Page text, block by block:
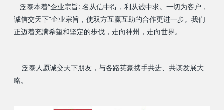
泛泰本着“企业宗旨: 名从信中得，利从诚中求。一切为客户，
诚信交天下”企业宗旨，使双方互赢互助的合作更进一步。我们
正迈着充满希望和坚定的步伐，走向神州，走向世界。
泛泰人愿诚交天下朋友，与各路英豪携手共进、共谋发展大
略。